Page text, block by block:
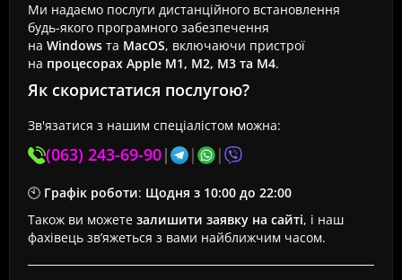
Ми надаємо послуги дистанційного встановлення
будь-якого програмного забезпечення
на Windows та MacOS, включаючи пристрої
на процесорах Apple M1, M2, M3 та M4.
Як скористатися послугою?
Зв'язатися з нашим спеціалістом можна:
(063) 243-69-90| | |
🕙 Графік роботи: Щодня з 10:00 до 22:00
Також ви можете залишити заявку на сайті, і наш
фахівець зв’яжеться з вами найближчим часом.